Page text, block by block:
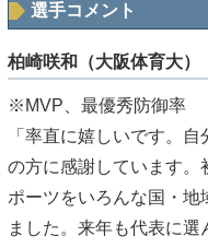
選手コメント
柏崎咲和（大阪体育大）
※MVP、最優秀防御率
「率直に嬉しいです。
の方に感謝しています。
ポーツをいろんな国・
ました。来年も代表に